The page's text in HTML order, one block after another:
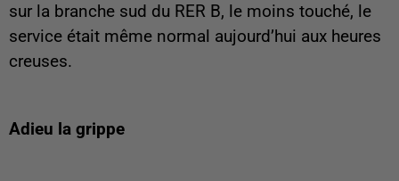
sur la branche sud du RER B, le moins touché, le
service était même normal aujourd’hui aux heures
creuses.
Adieu la grippe